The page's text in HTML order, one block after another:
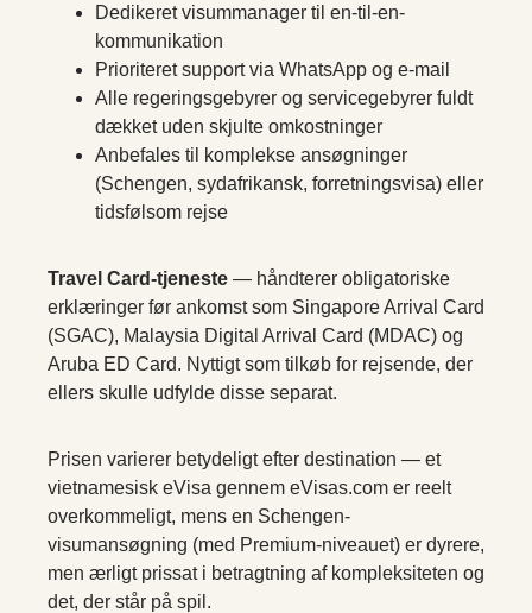
Dedikeret visummanager til en-til-en-
kommunikation
Prioriteret support via WhatsApp og e-mail
Alle regeringsgebyrer og servicegebyrer fuldt
dækket uden skjulte omkostninger
Anbefales til komplekse ansøgninger
(Schengen, sydafrikansk, forretningsvisa) eller
tidsfølsom rejse
Travel Card-tjeneste — håndterer obligatoriske
erklæringer før ankomst som Singapore Arrival Card
(SGAC), Malaysia Digital Arrival Card (MDAC) og
Aruba ED Card. Nyttigt som tilkøb for rejsende, der
ellers skulle udfylde disse separat.
Prisen varierer betydeligt efter destination — et
vietnamesisk eVisa gennem eVisas.com er reelt
overkommeligt, mens en Schengen-
visumansøgning (med Premium-niveauet) er dyrere,
men ærligt prissat i betragtning af kompleksiteten og
det, der står på spil.